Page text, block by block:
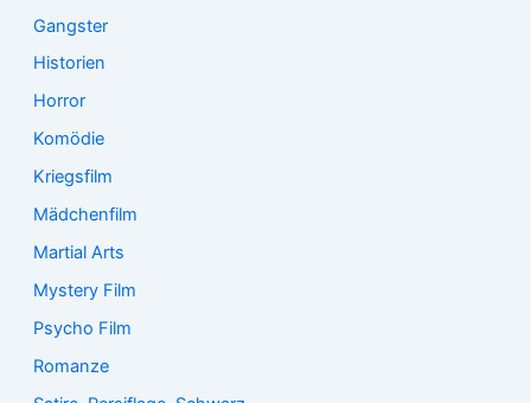
Gangster
Historien
Horror
Komödie
Kriegsfilm
Mädchenfilm
Martial Arts
Mystery Film
Psycho Film
Romanze